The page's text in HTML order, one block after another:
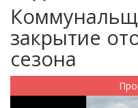
закрытие
сезона